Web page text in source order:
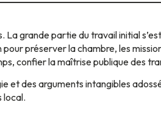
grande partie du travail initial
préserver la chambre, les
confier la maîtrise publique des
et des arguments intangibles
local.